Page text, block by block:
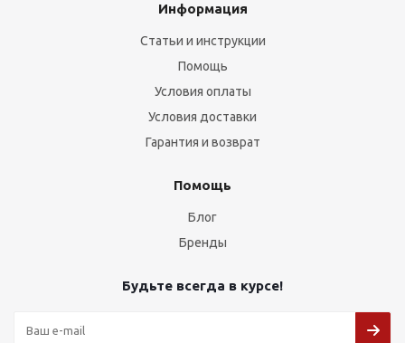
Информация
Статьи и инструкции
Помощь
Условия оплаты
Условия доставки
Гарантия и возврат
Помощь
Блог
Бренды
Будьте всегда в курсе!